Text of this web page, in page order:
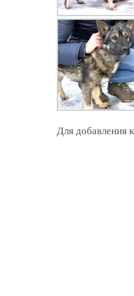
Для добавления